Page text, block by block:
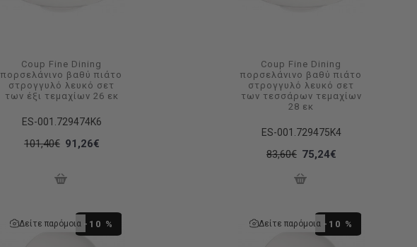
ES-001.729474K6
Coup Fine Dining
πορσελάνινο βαθύ πιάτο
στρογγυλό λευκό σετ
των έξι τεμαχίων 26 εκ
101,40€ 91,26€
ES-001.729475K4
Coup Fine Dining
πορσελάνινο βαθύ πιάτο
στρογγυλό λευκό σετ
των τεσσάρων τεμαχίων
28 εκ
83,60€ 75,24€
-10 %
Δείτε παρόμοια -10 %
Δείτε παρόμοια